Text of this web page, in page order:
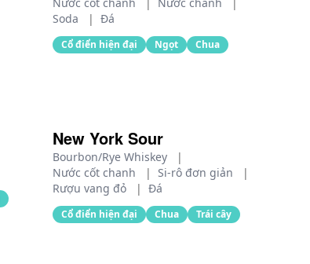
Soda
| Đá
Cổ điển hiện đại Ngọt Chua
New York Sour
Bourbon/Rye Whiskey
|
Nước cốt chanh
| Si-rô đơn giản
|
Rượu vang đỏ
| Đá
Cổ điển hiện đại Chua Trái cây